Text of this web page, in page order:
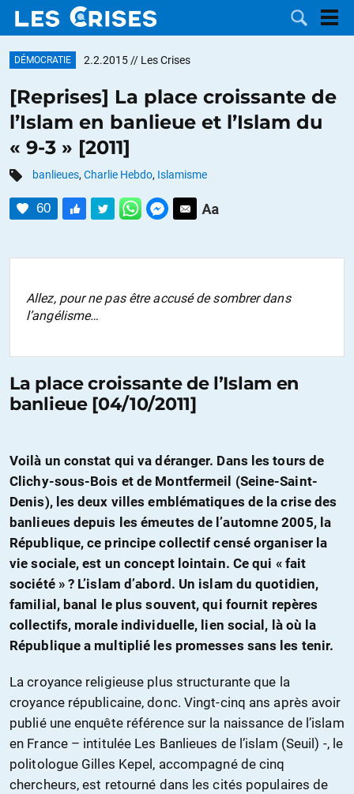
DOSSIERS
CATÉGORIES
MOTS CLÉS
NOUS
CONTACTER
FAIRE UN
DÉMOCRATIE 2.2.2015 // Les Crises
[Reprises] La place croissante de
l’Islam en banlieue et l’Islam du
« 9-3 » [2011]
banlieues, Charlie Hebdo, Islamisme
60
Allez, pour ne pas être accusé de sombrer dans
l’angélisme…
La place croissante de l’Islam en
banlieue [04/10/2011]
Voilà un constat qui va déranger. Dans les tours de
Clichy-sous-Bois et de Montfermeil (Seine-Saint-
Denis), les deux villes emblématiques de la crise des
banlieues depuis les émeutes de l’automne 2005, la
République, ce principe collectif censé organiser la
vie sociale, est un concept lointain. Ce qui « fait
société » ? L’islam d’abord. Un islam du quotidien,
familial, banal le plus souvent, qui fournit repères
collectifs, morale individuelle, lien social, là où la
République a multiplié les promesses sans les tenir.
La croyance religieuse plus structurante que la
croyance républicaine, donc. Vingt-cinq ans après avoir
publié une enquête référence sur la naissance de l’islam
en France – intitulée Les Banlieues de l’islam (Seuil) -, le
politologue Gilles Kepel, accompagné de cinq
chercheurs, est retourné dans les cités populaires de